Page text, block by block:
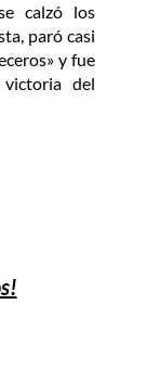
calzó los
paró casi
y fue
del